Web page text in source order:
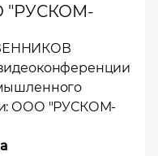
"РУСКОМ-
ООО "РУСКОМ-